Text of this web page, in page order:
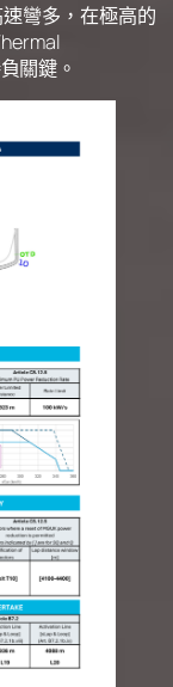
彎多，在極高的
關鍵。